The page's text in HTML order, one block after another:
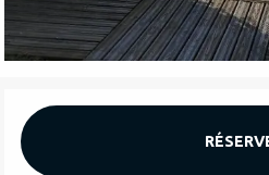
OUVERTURE ET